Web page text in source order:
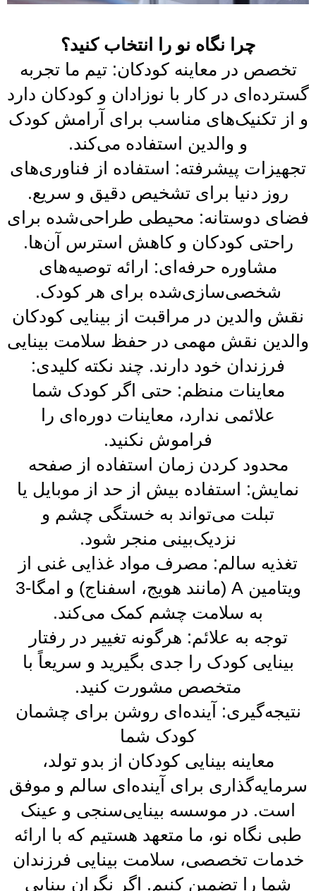
چرا نگاه نو را انتخاب کنید؟
تخصص در معاینه کودکان: تیم ما تجربه
گسترده‌ای در کار با نوزادان و کودکان دارد
و از تکنیک‌های مناسب برای آرامش کودک
و والدین استفاده می‌کند.
تجهیزات پیشرفته: استفاده از فناوری‌های
روز دنیا برای تشخیص دقیق و سریع.
فضای دوستانه: محیطی طراحی‌شده برای
راحتی کودکان و کاهش استرس آن‌ها.
مشاوره حرفه‌ای: ارائه توصیه‌های
شخصی‌سازی‌شده برای هر کودک.
نقش والدین در مراقبت از بینایی کودکان
والدین نقش مهمی در حفظ سلامت بینایی
فرزندان خود دارند. چند نکته کلیدی:
معاینات منظم: حتی اگر کودک شما
علائمی ندارد، معاینات دوره‌ای را
فراموش نکنید.
محدود کردن زمان استفاده از صفحه
نمایش: استفاده بیش از حد از موبایل یا
تبلت می‌تواند به خستگی چشم و
نزدیک‌بینی منجر شود.
تغذیه سالم: مصرف مواد غذایی غنی از
ویتامین A (مانند هویج، اسفناج) و امگا-3
به سلامت چشم کمک می‌کند.
توجه به علائم: هرگونه تغییر در رفتار
بینایی کودک را جدی بگیرید و سریعاً با
متخصص مشورت کنید.
نتیجه‌گیری: آینده‌ای روشن برای چشمان
کودک شما
معاینه بینایی کودکان از بدو تولد،
سرمایه‌گذاری برای آینده‌ای سالم و موفق
است. در موسسه بینایی‌سنجی و عینک
طبی نگاه نو، ما متعهد هستیم که با ارائه
خدمات تخصصی، سلامت بینایی فرزندان
شما را تضمین کنیم. اگر نگران بینایی